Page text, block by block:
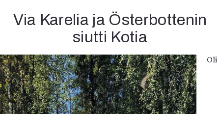
Sarjakuva
Sámegillii
Pääkirjoitus
Oulu2026
Näyttelyt
Musiikki
Levyt
Kuvataide
Via Karelia ja Österbottenin
siutti Kotia
Oli